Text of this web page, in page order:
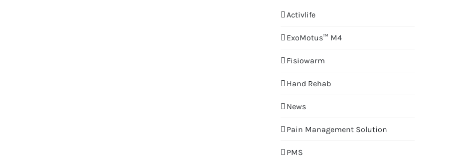
Activlife
ExoMotus™ M4
Fisiowarm
Hand Rehab
News
Pain Management Solution
PMS